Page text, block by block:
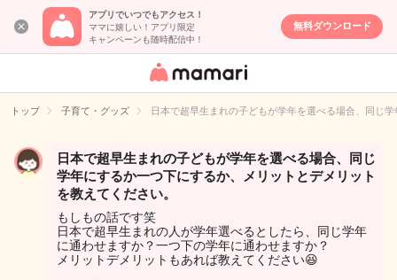
アプリでいつでもアクセス！
ママに嬉しい！アプリ限定
キャンペーンも随時配信中！
無料ダウンロード
女性専用匿名QA
イト
トップ 子育て・グッズ 日本で超早生まれの子どもが学年を選べる場合、同じ
日本で超早生まれの子どもが学年を選べる場合、同じ
学年にするか一つ下にするか、メリットとデメリット
を教えてください。
もしもの話です笑
日本で超早生まれの人が学年選べるとしたら、同じ学年
に通わせますか？一つ下の学年に通わせますか？
メリットデメリットもあれば教えてください😆